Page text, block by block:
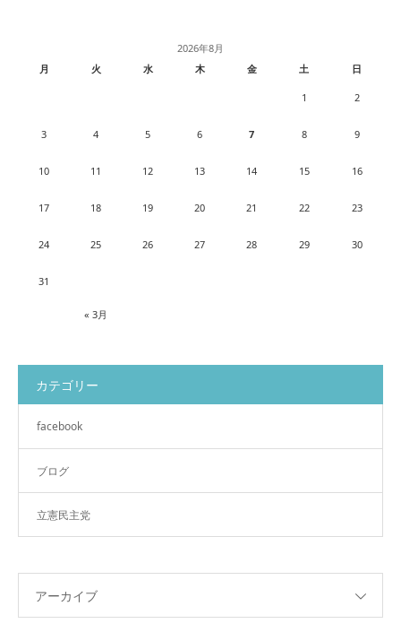
2026年8月
月
火 水 木 金 土 日
« 3月
1 2
3 4 5 6 7 8 9
10 11 12 13 14 15 16
17 18 19 20 21 22 23
24 25 26 27 28 29 30
31
カテゴリー
facebook
ブログ
立憲民主党
アーカイブ